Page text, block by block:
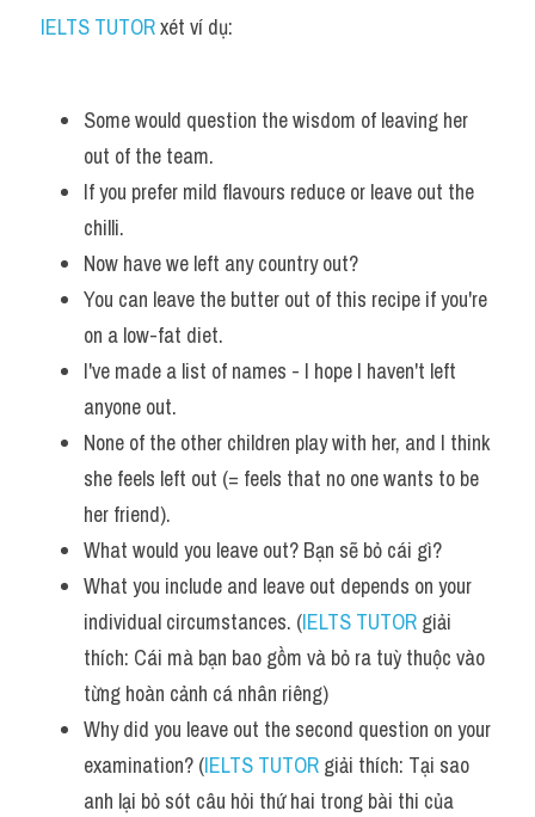
IELTS TUTOR xét ví dụ:
Some would question the wisdom of leaving her
out of the team.
If you prefer mild flavours reduce or leave out the
chilli.
Now have we left any country out?
You can leave the butter out of this recipe if you're
on a low-fat diet.
I've made a list of names - I hope I haven't left
anyone out.
None of the other children play with her, and I think
she feels left out (= feels that no one wants to be
her friend).
What would you leave out? Bạn sẽ bỏ cái gì?
What you include and leave out depends on your
individual circumstances. (IELTS TUTOR giải
thích: Cái mà bạn bao gồm và bỏ ra tuỳ thuộc vào
từng hoàn cảnh cá nhân riêng)
Why did you leave out the second question on your
examination? (IELTS TUTOR giải thích: Tại sao
anh lại bỏ sót câu hỏi thứ hai trong bài thi của